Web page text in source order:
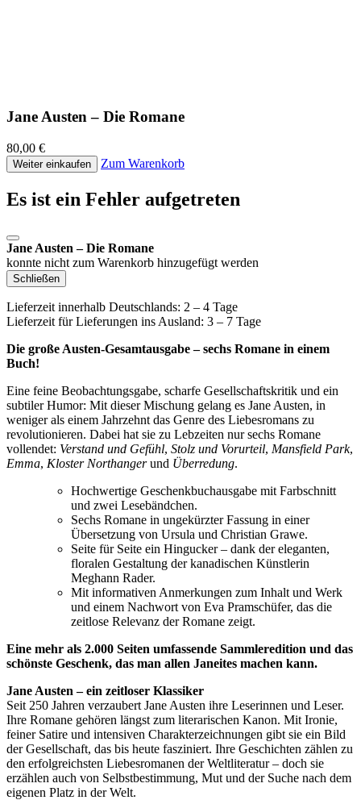
Jane Austen – Die Romane
80,00 €
Weiter einkaufen Zum Warenkorb
Es ist ein Fehler aufgetreten
Jane Austen – Die Romane
konnte nicht zum Warenkorb hinzugefügt werden
Schließen
Lieferzeit innerhalb Deutschlands: 2 – 4 Tage
Lieferzeit für Lieferungen ins Ausland: 3 – 7 Tage
Die große Austen-Gesamtausgabe – sechs Romane in einem
Buch!
Eine feine Beobachtungsgabe, scharfe Gesellschaftskritik und ein
subtiler Humor: Mit dieser Mischung gelang es Jane Austen, in
weniger als einem Jahrzehnt das Genre des Liebesromans zu
revolutionieren. Dabei hat sie zu Lebzeiten nur sechs Romane
vollendet: Verstand und Gefühl, Stolz und Vorurteil, Mansfield Park,
Emma, Kloster Northangerund Überredung.
Hochwertige Geschenkbuchausgabe mit Farbschnitt
und zwei Lesebändchen.
Sechs Romane in ungekürzter Fassung in einer
Übersetzung von Ursula und Christian Grawe.
Seite für Seite ein Hingucker – dank der eleganten,
floralen Gestaltung der kanadischen Künstlerin
Meghann Rader.
Mit informativen Anmerkungen zum Inhalt und Werk
und einem Nachwort von Eva Pramschüfer, das die
zeitlose Relevanz der Romane zeigt.
Eine mehr als 2.000 Seiten umfassende Sammleredition und das
schönste Geschenk, das man allen Janeites machen kann.
Jane Austen – ein zeitloser Klassiker
Seit 250 Jahren verzaubert Jane Austen ihre Leserinnen und Leser.
Ihre Romane gehören längst zum literarischen Kanon. Mit Ironie,
feiner Satire und intensiven Charakterzeichnungen gibt sie ein Bild
der Gesellschaft, das bis heute fasziniert. Ihre Geschichten zählen zu
den erfolgreichsten Liebesromanen der Weltliteratur – doch sie
erzählen auch von Selbstbestimmung, Mut und der Suche nach dem
eigenen Platz in der Welt.